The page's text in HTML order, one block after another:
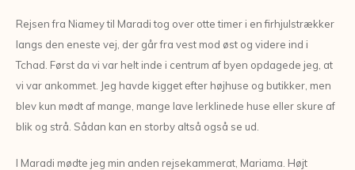
Rejsen fra Niamey til Maradi tog over otte timer i en firhjulstrækker
langs den eneste vej, der går fra vest mod øst og videre ind i
Tchad. Først da vi var helt inde i centrum af byen opdagede jeg, at
vi var ankommet. Jeg havde kigget efter højhuse og butikker, men
blev kun mødt af mange, mange lave lerklinede huse eller skure af
blik og strå. Sådan kan en storby altså også se ud.
I Maradi mødte jeg min anden rejsekammerat, Mariama. Højt